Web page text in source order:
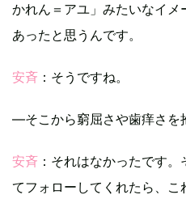
かれん＝アユ」みたいなイ
あったと思うんです。
安斉 ：そうですね。
―そこから窮屈さや歯痒さを
安斉 ：それはなかったです
てフォローしてくれたら、